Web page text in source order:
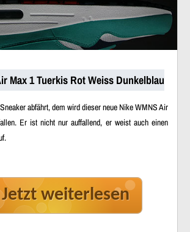
Max 1 Tuerkis Rot Weiss Dunkelblau
abfährt, dem wird dieser neue Nike WMNS Air
Er ist nicht nur auffallend, er weist auch einen
weiterlesen